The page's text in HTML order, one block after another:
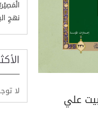
علي
نهجِ
لا